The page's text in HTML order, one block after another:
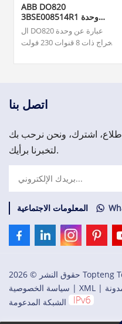
ABB DO820
3BSE008514R1 وحدة
الإخراج الرقميال DO820 عبارة عن وحدة
إخراج ذات 8 قنوات 230 فولت
S800 I/O. فريقنا متاح على مدار
العاجلة من قطع الغيار المهمة،
اتصل بنا
اشترك، ونحن نرحب بك
لتخبرنا برأيك.
المعلومات الاجتماعية
حقوق النشر © 2026 Topteng Technology Trading Co.,Ltd .جميع
|
XML
| سياسة الخصوصية
الشبكة المدعومة